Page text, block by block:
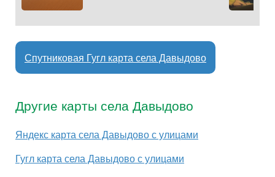
Спутниковая Гугл карта села Давыдово
Другие карты села Давыдово
Яндекс карта села Давыдово с улицами
Гугл карта села Давыдово с улицами